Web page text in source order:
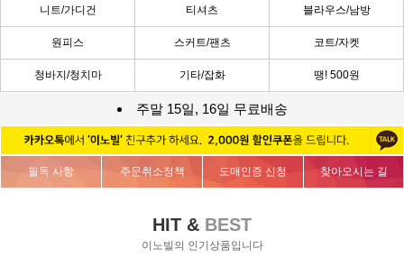
니트/가디건 티셔츠 블라우스/남방
원피스 스커트/팬츠 코트/자켓
청바지/청치마 기타/잡화 땡! 500원
주말 15일, 16일 무료배송
필독 사항 주문취소정책 도매인증 신청 찾아오시는 길
HIT & BEST
이노빌의 인기상품입니다